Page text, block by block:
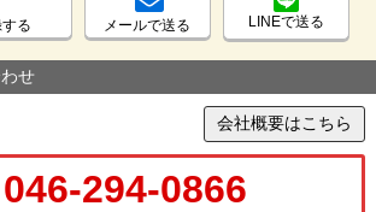
る メールで送る LINEで送る
せ
会社概要はこちら
046-294-0866